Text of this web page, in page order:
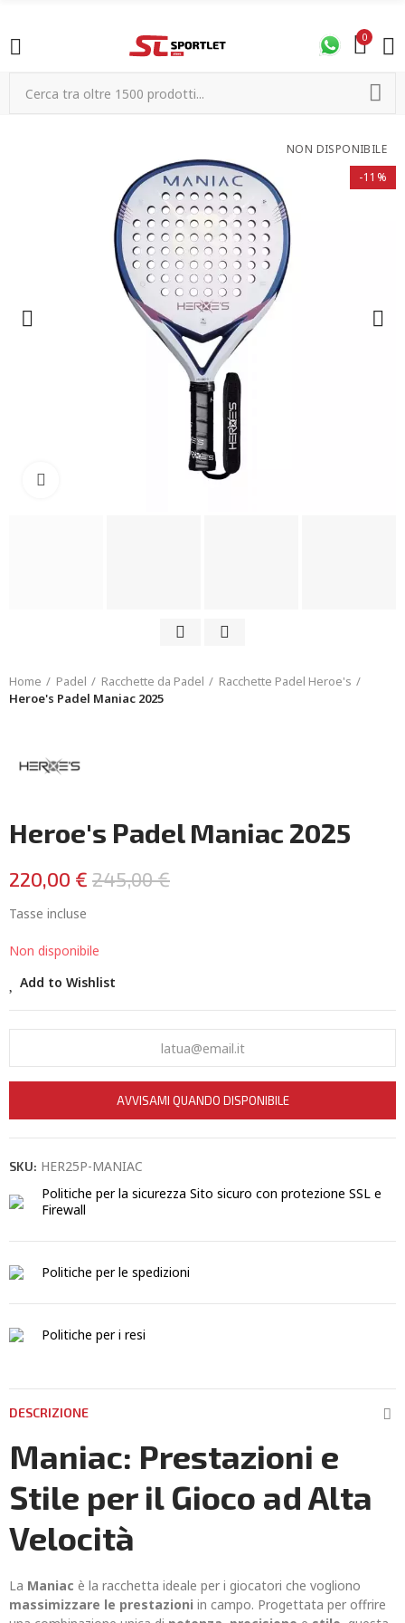
0
NON DISPONIBILE
-11%
Home Padel Racchette da Padel
Racchette Padel Heroe's
Heroe's Padel Maniac 2025
Heroe's Padel Maniac 2025
220,00 € 245,00 €
Tasse incluse
Non disponibile
Add to Wishlist
AVVISAMI QUANDO DISPONIBILE
SKU: HER25P-MANIAC
Politiche per la sicurezza Sito sicuro con protezione SSL e
Firewall
Politiche per le spedizioni
Politiche per i resi
DESCRIZIONE
Maniac: Prestazioni e
Stile per il Gioco ad Alta
Velocità
La Maniac è la racchetta ideale per i giocatori che vogliono
massimizzare le prestazioni in campo. Progettata per offrire